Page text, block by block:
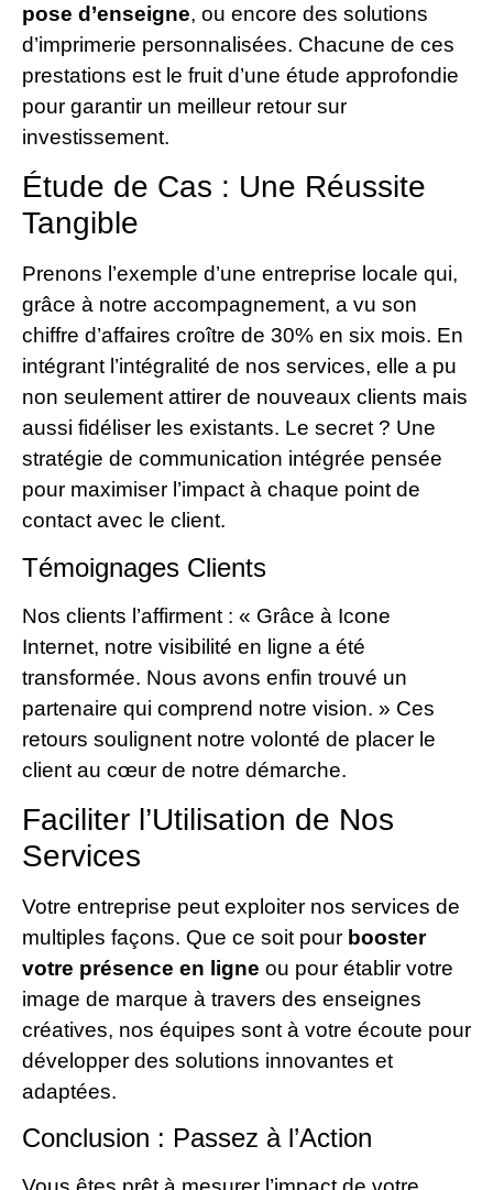
pose d’enseigne, ou encore des solutions
d’imprimerie personnalisées. Chacune de ces
prestations est le fruit d’une étude approfondie
pour garantir un meilleur retour sur
investissement.
Étude de Cas : Une Réussite
Tangible
Prenons l’exemple d’une entreprise locale qui,
grâce à notre accompagnement, a vu son
chiffre d’affaires croître de 30% en six mois. En
intégrant l’intégralité de nos services, elle a pu
non seulement attirer de nouveaux clients mais
aussi fidéliser les existants. Le secret ? Une
stratégie de communication intégrée pensée
pour maximiser l’impact à chaque point de
contact avec le client.
Témoignages Clients
Nos clients l’affirment : « Grâce à Icone
Internet, notre visibilité en ligne a été
transformée. Nous avons enfin trouvé un
partenaire qui comprend notre vision. » Ces
retours soulignent notre volonté de placer le
client au cœur de notre démarche.
Faciliter l’Utilisation de Nos
Services
Votre entreprise peut exploiter nos services de
multiples façons. Que ce soit pour booster
votre présence en ligne ou pour établir votre
image de marque à travers des enseignes
créatives, nos équipes sont à votre écoute pour
développer des solutions innovantes et
adaptées.
Conclusion : Passez à l’Action